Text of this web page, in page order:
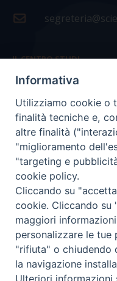
IL CENTRO STUDI
La nostra storia
Statuto
Presidenza e ufficio
Consiglio scientifico
Coordinamento
COPYRIGHT Scienza
diritti -
Informativa
Utilizziamo cookie o
finalità tecniche e,
altre finalità
"miglioramento
"targeting e
cookie policy.
Cliccando su
cookie. Cliccando su
maggiori
personalizzare le tue
"rifiuta" o chiudendo
la navigazione